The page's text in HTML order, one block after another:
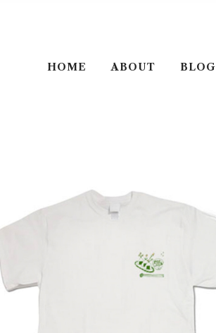
HOME ABOUT BLOG